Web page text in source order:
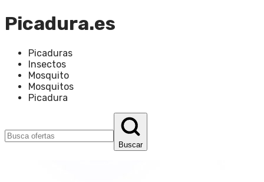
Picadura.es
Picaduras
Insectos
Mosquito
Mosquitos
Picadura
Buscar